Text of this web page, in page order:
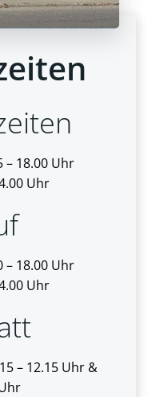
– 18.00 Uhr
Uhr
– 18.00 Uhr
Uhr
– 12.15 Uhr &